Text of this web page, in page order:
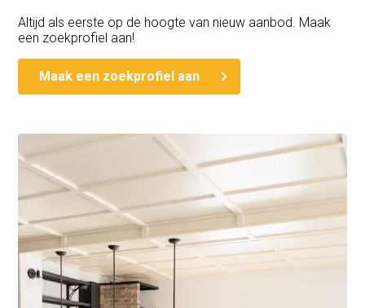
Altijd als eerste op de hoogte van nieuw aanbod. Maak
een zoekprofiel aan!
Maak een zoekprofiel aan